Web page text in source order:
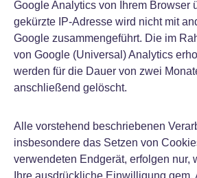
Google Analytics von Ihrem Browser
gekürzte IP-Adresse wird nicht mit
Google zusammengeführt. Die im
von Google (Universal) Analytics
werden für die Dauer von zwei
anschließend gelöscht.
Alle vorstehend beschriebenen
insbesondere das Setzen von
verwendeten Endgerät, erfolgen nur,
Ihre ausdrückliche Einwilligung gem.